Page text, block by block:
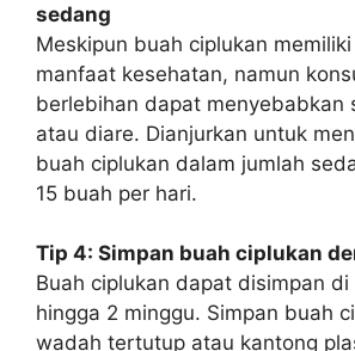
sedang
Meskipun buah ciplukan
manfaat kesehatan, namun
berlebihan dapat menyebabkan
atau diare. Dianjurkan untuk
buah ciplukan dalam jumlah
15 buah per hari.
Tip 4: Simpan buah ciplukan
Buah ciplukan dapat disimpan di
hingga 2 minggu. Simpan buah
wadah tertutup atau kantong